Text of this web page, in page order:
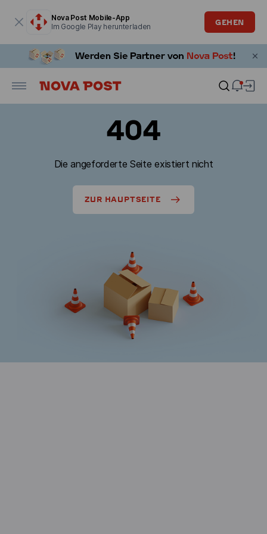
Nova Post Mobile-App
Im Google Play herunterladen
GEHEN
404
Die angeforderte Seite existiert nicht
ZUR HAUPTSEITE